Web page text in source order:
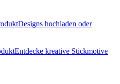
Designs hochladen oder
Entdecke kreative Stickmotive